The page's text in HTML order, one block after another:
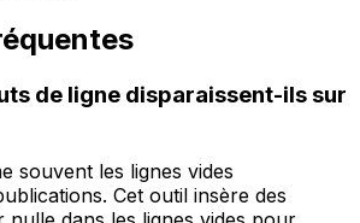
de ligne disparaissent-ils sur
souvent les lignes vides
Cet outil insère des